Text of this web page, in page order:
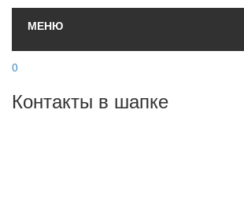
МЕНЮ
0
Контакты в шапке